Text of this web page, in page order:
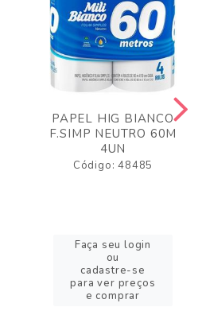
PAPEL HIG BIANCO
F.SIMP NEUTRO 60M
4UN
Código: 48485
Faça seu login
ou
cadastre-se
para ver preços
e comprar